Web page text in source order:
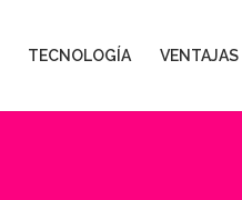
TECNOLOGÍA VENTAJAS